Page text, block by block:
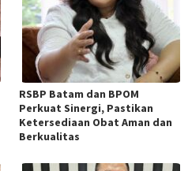
RSBP Batam dan BPOM
Perkuat Sinergi, Pastikan
Ketersediaan Obat Aman dan
Berkualitas